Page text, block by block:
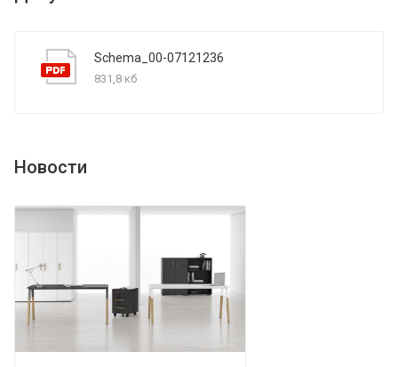
Schema_00-07121236
831,8 кб
Новости